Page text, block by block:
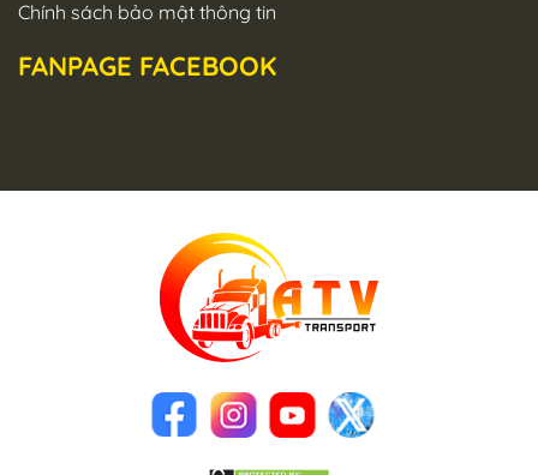
Chính sách bảo mật thông tin
FANPAGE FACEBOOK